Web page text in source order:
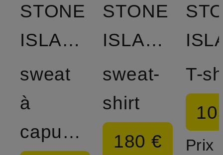
STONE
ISLAND
sweat
à
capuche
STONE
ISLAND
sweat-
shirt
180 €
T-
Prix